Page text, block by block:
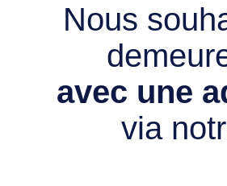
Nous
avec une
via